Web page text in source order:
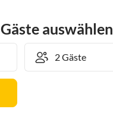
auswählen